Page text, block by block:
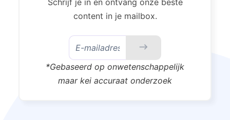
content in je mailbox.
*Gebaseerd op onwetenschappelijk
maar kei accuraat onderzoek